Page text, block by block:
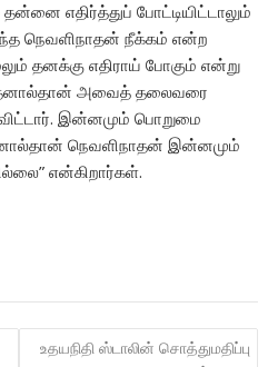
எதிர்த்துப் போட்டியிட்டாலும்
நெவளிநாதன் நீக்கம் என்ற
தனக்கு எதிராய் போகும் என்று
அவைத் தலைவரை
இன்னமும் பொறுமை
நெவளிநாதன் இன்னமும்
என்கிறார்கள்.
உதயநிதி ஸ்டாலின் சொத்துமதிப்பு